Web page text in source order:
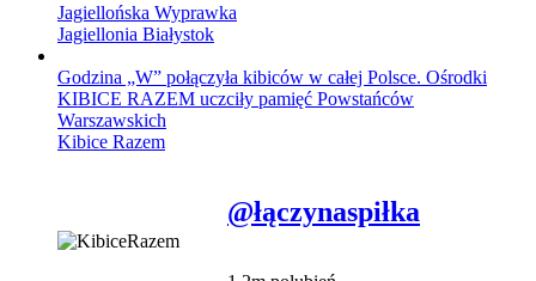
Jagiellońska Wyprawka
Jagiellonia Białystok
Godzina „W” połączyła kibiców w całej Polsce. Ośrodki
KIBICE RAZEM uczciły pamięć Powstańców
Warszawskich
Kibice Razem
@łączynaspiłka